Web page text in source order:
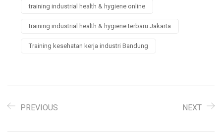
training industrial health & hygiene online
training industrial health & hygiene terbaru Jakarta
Training kesehatan kerja industri Bandung
PREVIOUS NEXT